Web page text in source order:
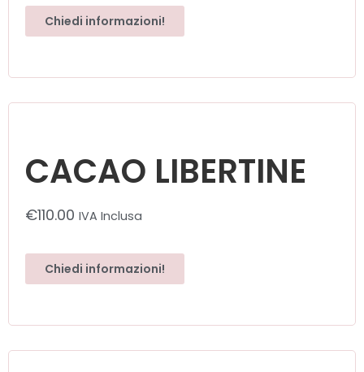
Chiedi informazioni!
CACAO LIBERTINE
€110.00 IVA Inclusa
Chiedi informazioni!